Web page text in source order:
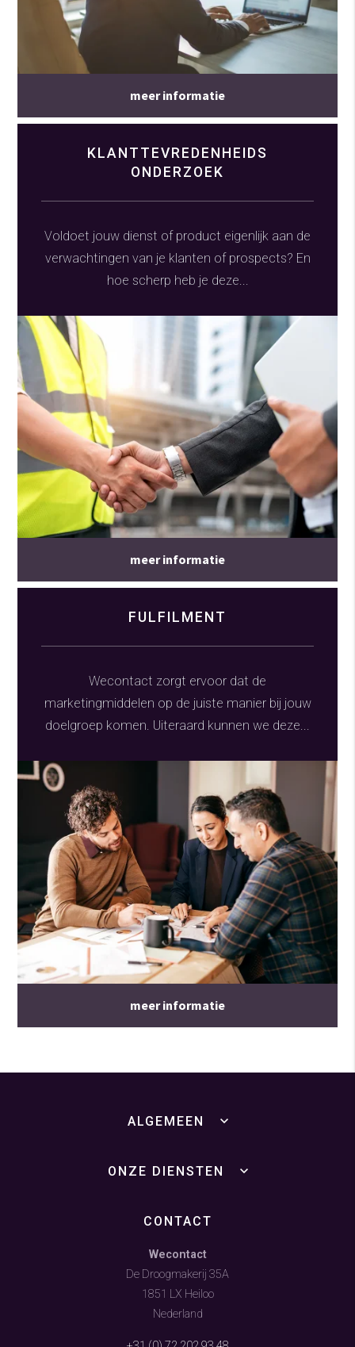
meer informatie
KLANTTEVREDENHEIDS
ONDERZOEK
Voldoet jouw dienst of product eigenlijk aan de
verwachtingen van je klanten of prospects? En
hoe scherp heb je deze...
meer informatie
FULFILMENT
Wecontact zorgt ervoor dat de
marketingmiddelen op de juiste manier bij jouw
doelgroep komen. Uiteraard kunnen we deze...
meer informatie
ALGEMEEN
ONZE DIENSTEN
CONTACT
Wecontact
De Droogmakerij 35A
1851 LX Heiloo
Nederland